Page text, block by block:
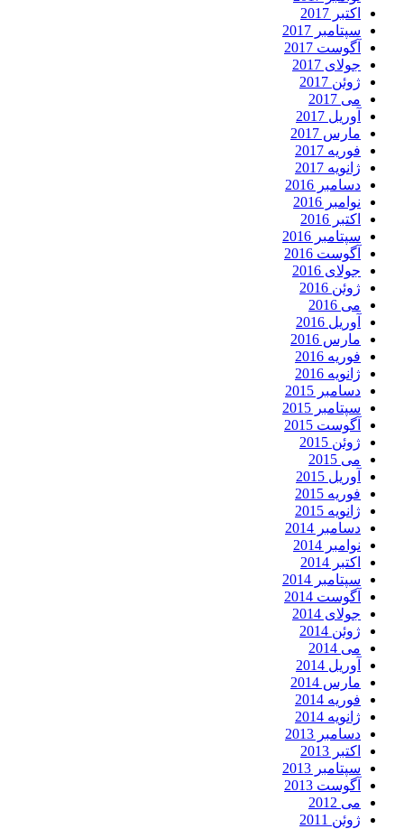
اکتبر 2017
سپتامبر 2017
آگوست 2017
جولای 2017
ژوئن 2017
می 2017
آوریل 2017
مارس 2017
فوریه 2017
ژانویه 2017
دسامبر 2016
نوامبر 2016
اکتبر 2016
سپتامبر 2016
آگوست 2016
جولای 2016
ژوئن 2016
می 2016
آوریل 2016
مارس 2016
فوریه 2016
ژانویه 2016
دسامبر 2015
سپتامبر 2015
آگوست 2015
ژوئن 2015
می 2015
آوریل 2015
فوریه 2015
ژانویه 2015
دسامبر 2014
نوامبر 2014
اکتبر 2014
سپتامبر 2014
آگوست 2014
جولای 2014
ژوئن 2014
می 2014
آوریل 2014
مارس 2014
فوریه 2014
ژانویه 2014
دسامبر 2013
اکتبر 2013
سپتامبر 2013
آگوست 2013
می 2012
ژوئن 2011